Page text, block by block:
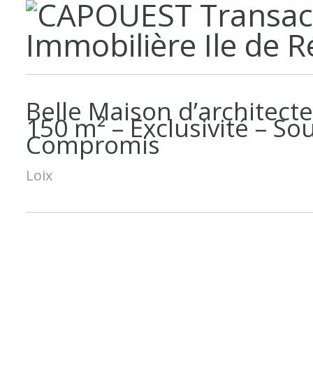
Belle Maison d’architecte
150 m² – Exclusivité –
Compromis
Loix